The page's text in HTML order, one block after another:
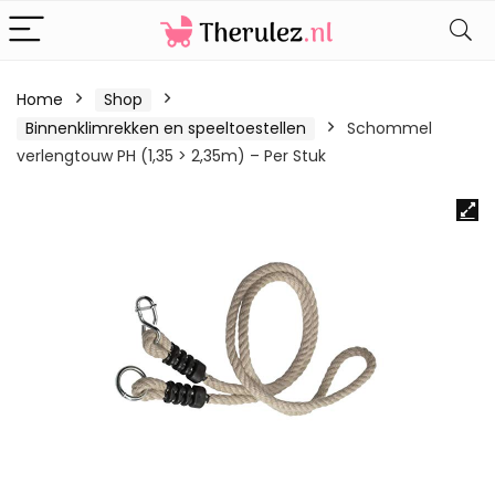
Home
Shop
Binnenklimrekken en speeltoestellen
Schommel
verlengtouw PH (1,35 > 2,35m) – Per Stuk